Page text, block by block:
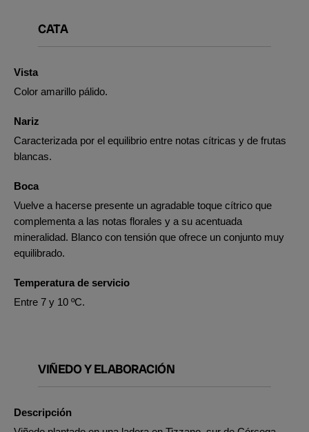
CATA
Vista
Color amarillo pálido.
Nariz
Caracterizada por el equilibrio entre notas cítricas y de frutas
blancas.
Boca
Vuelve a hacerse presente un agradable toque cítrico que
complementa a las notas florales y a su acentuada
mineralidad. Blanco con tensión que ofrece un conjunto muy
equilibrado.
Temperatura de servicio
Entre 7 y 10 ºC.
VIÑEDO Y ELABORACIÓN
Descripción